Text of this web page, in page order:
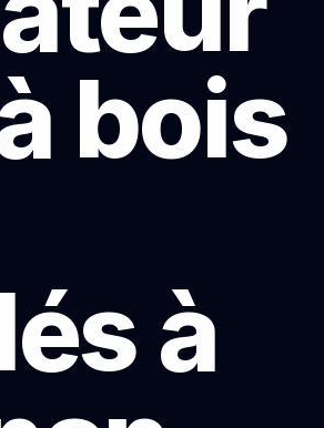
bois
à